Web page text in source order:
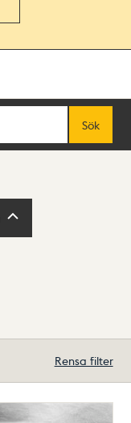
Sök
Rensa filter